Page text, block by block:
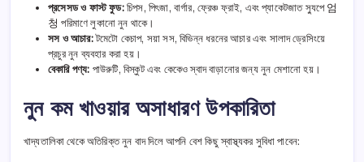
প্রসেসড ও ফাস্ট ফুড:চিপস, পিৎজা, বার্গার, ফ্রেঞ্চ ফ্রাই, এবং প্যাকেটজাত স্যুপে 엄
청 পরিমাণে লুকানো নুন থাকে।
সস ও আচার:টমেটো কেচাপ, সয়া সস, বিভিন্ন ধরনের আচার এবং সালাদ ড্রেসিংয়ে
প্রচুর নুন ব্যবহার করা হয়।
বেকারি পণ্য: পাউরুটি, বিস্কুট এবং কেকেও স্বাদ বাড়ানোর জন্য নুন মেশানো হয়।
নুন কম খাওয়ার অসাধারণ উপকারিতা
খাদ্যতালিকা থেকে অতিরিক্ত নুন বাদ দিলে আপনি বেশ কিছু স্বাস্থ্যকর সুবিধা পাবেন: